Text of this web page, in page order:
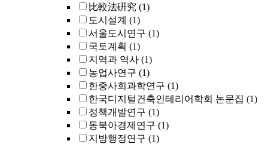
比較法硏究 (1)
도시설계 (1)
서울도시연구 (1)
국토계획 (1)
지역과 역사 (1)
농업사연구 (1)
한중사회과학연구 (1)
한국디지털건축인테리어학회 논문집 (1)
정책개발연구 (1)
동북아경제연구 (1)
지방행정연구 (1)